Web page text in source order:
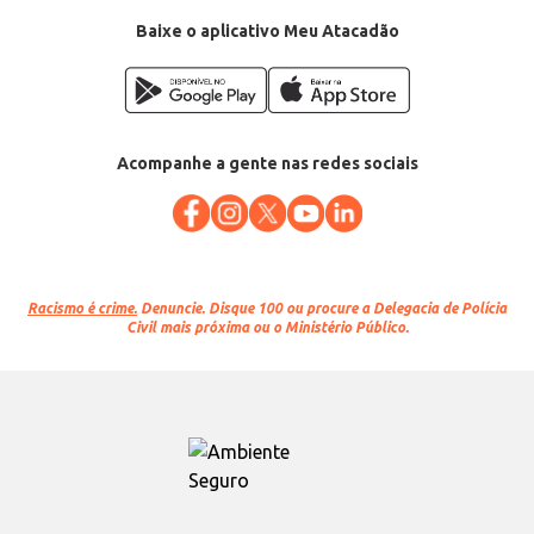
Baixe o aplicativo Meu Atacadão
Acompanhe a gente nas redes sociais
Racismo é crime. Denuncie. Disque 100 ou procure a Delegacia de Polícia
Civil mais próxima ou o Ministério Público.